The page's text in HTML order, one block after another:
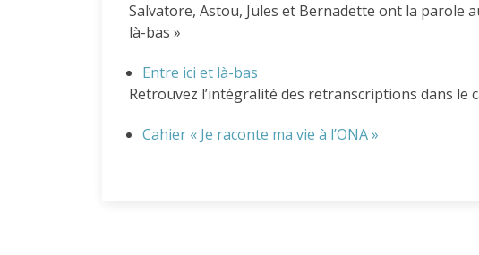
Salvatore, Astou, Jules et Bernadette ont la parole
là-bas »
Entre ici et là-bas
Retrouvez l’intégralité des retranscriptions dans le
Cahier « Je raconte ma vie à l’ONA »